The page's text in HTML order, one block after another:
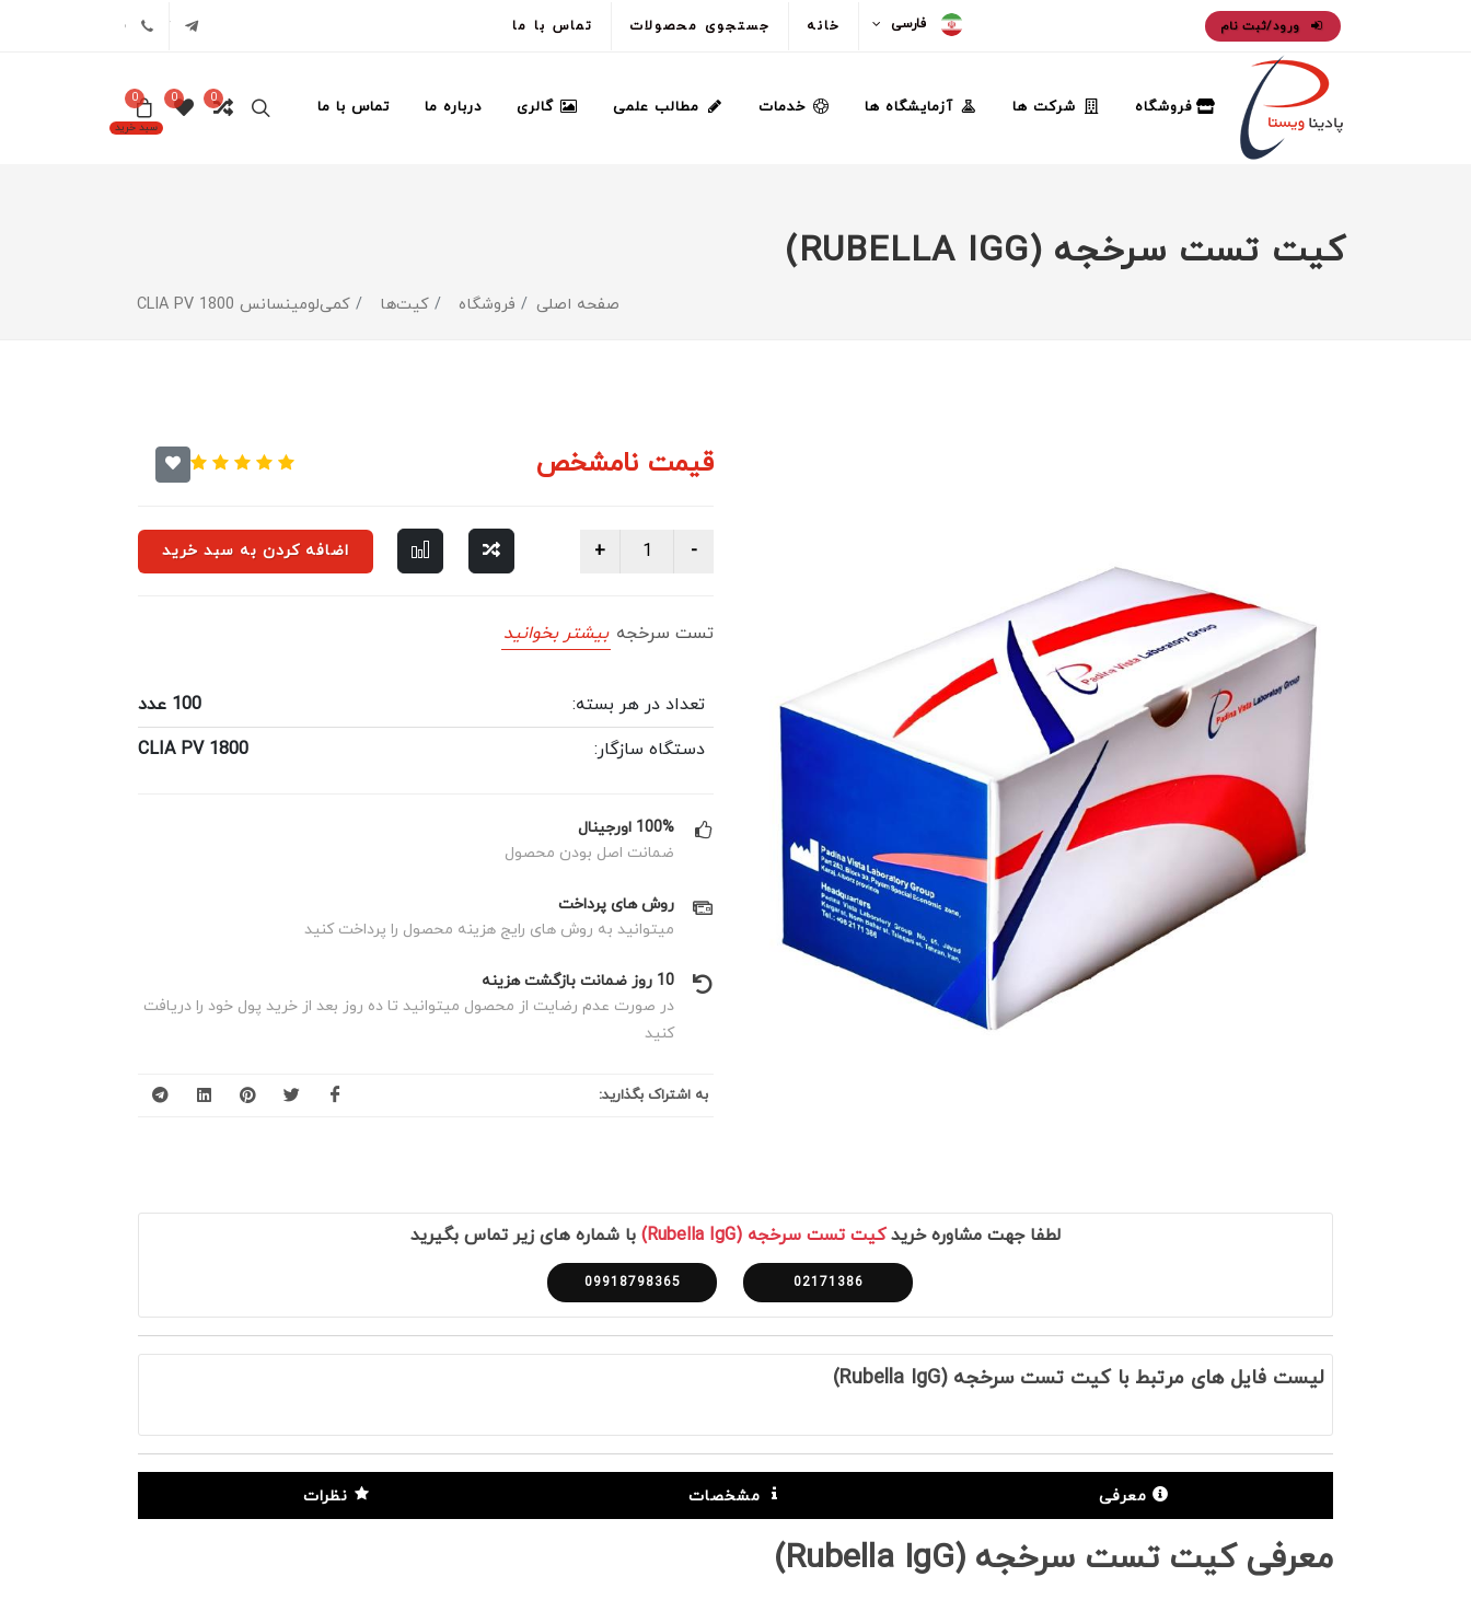
ورود/ثبت نام فارسی خانه جستجوی محصولات تماس با ما تلگرام
0
0
سبد خرید
0 فروشگاه شرکت ها آزمایشگاه ها خدمات مطالب علمی گالری درباره ما تماس با ما
کیت تست سرخجه (RUBELLA IGG)
صفحه اصلی فروشگاه کیت‌ها کمی‌لومینسانس CLIA PV 1800
قیمت نامشخص
اضافه کردن به سبد خرید
تست سرخجه بیشتر بخوانید
تعداد در هر بسته:
100 عدد
دستگاه سازگار:
CLIA PV 1800
100% اورجینال
ضمانت اصل بودن محصول
روش های پرداخت
میتوانید به روش های رایج هزینه محصول را پرداخت کنید
10 روز ضمانت بازگشت هزینه
در صورت عدم رضایت از محصول میتوانید تا ده روز بعد از خرید پول خود را دریافت
کنید
به اشتراک بگذارید:
لطفا جهت مشاوره خریدکیت تست سرخجه (Rubella IgG) با شماره های زیر تماس بگیرید
02171386
09918798365
لیست فایل های مرتبط با کیت تست سرخجه (Rubella IgG)
معرفی مشخصات نظرات
معرفی کیت تست سرخجه (Rubella IgG)